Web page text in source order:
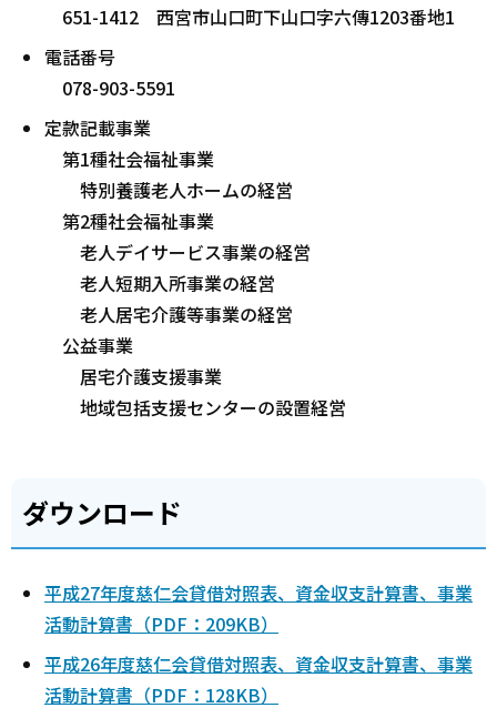
651-1412 西宮市山口町下山口字六傳1203番地1
電話番号
078-903-5591
定款記載事業
第1種社会福祉事業
特別養護老人ホームの経営
第2種社会福祉事業
老人デイサービス事業の経営
老人短期入所事業の経営
老人居宅介護等事業の経営
公益事業
居宅介護支援事業
地域包括支援センターの設置経営
ダウンロード
平成27年度慈仁会貸借対照表、資金収支計算書、事業
活動計算書（PDF：209KB）
平成26年度慈仁会貸借対照表、資金収支計算書、事業
活動計算書（PDF：128KB）